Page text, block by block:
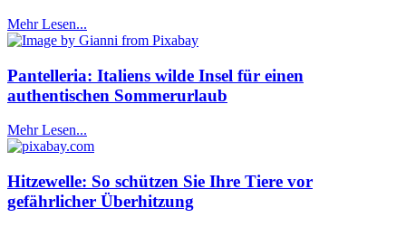
Mehr Lesen...
Pantelleria: Italiens wilde Insel für einen
authentischen Sommerurlaub
Mehr Lesen...
Hitzewelle: So schützen Sie Ihre Tiere vor
gefährlicher Überhitzung